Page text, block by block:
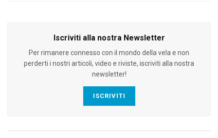
Iscriviti alla nostra Newsletter
Per rimanere connesso con il mondo della vela e non
perderti i nostri articoli, video e riviste, iscriviti alla nostra
newsletter!
ISCRIVITI